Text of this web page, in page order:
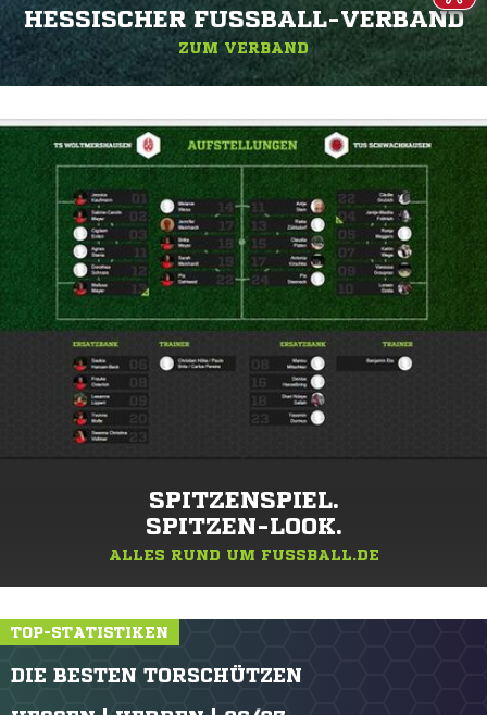
HESSISCHER FUSSBALL-VERBAND
ZUM VERBAND
SPITZENSPIEL.
SPITZEN-LOOK.
ALLES RUND UM FUSSBALL.DE
TOP-STATISTIKEN
DIE BESTEN TORSCHÜTZEN